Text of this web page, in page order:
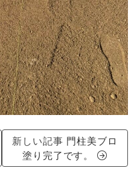
新しい記事 門柱美ブロ
塗り完了です。